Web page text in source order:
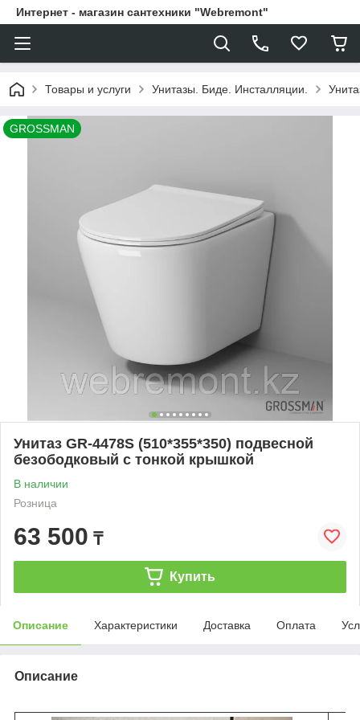
Интернет - магазин сантехники "Webremont"
Товары и услуги Унитазы. Биде. Инсталляции.
GROSSMAN
Унитаз GR-4478S (510*355*350) подвесной
безободковый с тонкой крышкой
В наличии
Розница
63 500 ₸
Купить
Описание Характеристики Доставка Оплата
Описание